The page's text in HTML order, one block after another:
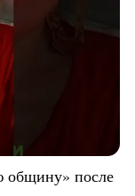
общину» после